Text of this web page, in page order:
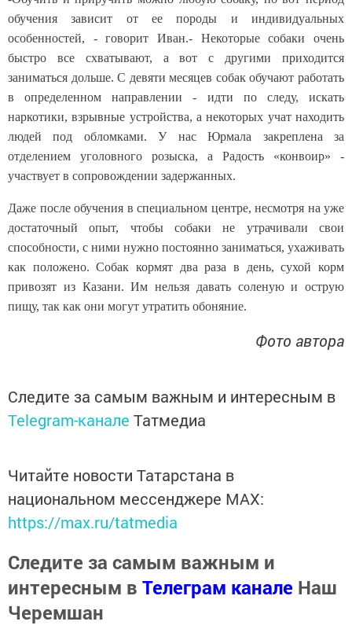
обучения зависит от ее породы и индивидуальных
особенностей, - говорит Иван.- Некоторые собаки очень
быстро все схватывают, а вот с другими приходится
заниматься дольше. С девяти месяцев собак обучают работать
в определенном направлении - идти по следу, искать
наркотики, взрывные устройства, а некоторых учат находить
людей под обломками. У нас Юрмала закреплена за
отделением уголовного розыска, а Радость «конвоир» -
участвует в сопровождении задержанных.
Даже после обучения в специальном центре, несмотря на уже
достаточный опыт, чтобы собаки не утрачивали свои
способности, с ними нужно постоянно заниматься, ухаживать
как положено. Собак кормят два раза в день, сухой корм
привозят из Казани. Им нельзя давать соленую и острую
пищу, так как они могут утратить обоняние.
Фото автора
Следите за самым важным и интересным в
Telegram-канале Татмедиа
Читайте новости Татарстана в
национальном мессенджере MАХ:
https://max.ru/tatmedia
Следите за самым важным и
интересным в Телеграм канале Наш
Черемшан